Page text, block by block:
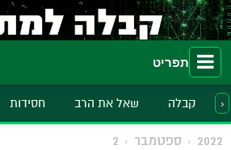
תפריט
קבלה שאל את הרב חסידות ›
2022 ספטמבר 2